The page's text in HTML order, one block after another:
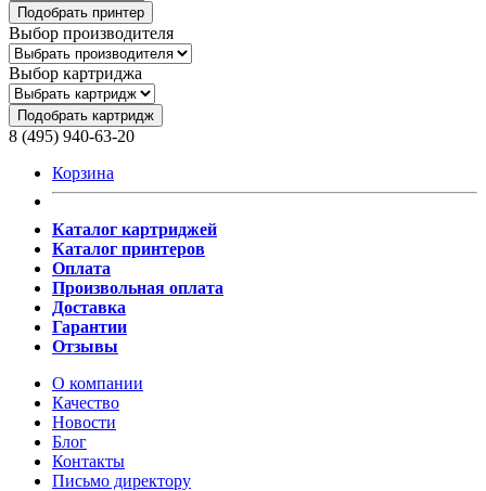
Подобрать принтер
Выбор производителя
Выбор картриджа
Подобрать картридж
8 (495) 940-63-20
Корзина
Каталог картриджей
Каталог принтеров
Оплата
Произвольная оплата
Доставка
Гарантии
Отзывы
О компании
Качество
Новости
Блог
Контакты
Письмо директору